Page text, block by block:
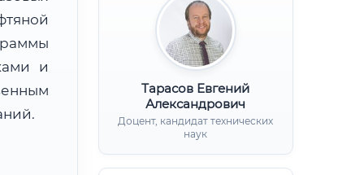
Тарасов Евгений
Александрович
Доцент, кандидат технических
наук
и